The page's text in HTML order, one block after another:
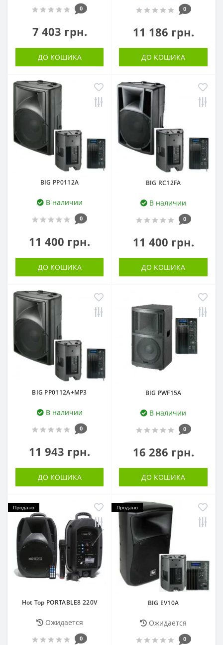
0
7 403 грн.
ДО КОШИКА
0
11 186 грн.
ДО КОШИКА
BIG PP0112A
В наличии
0
11 400 грн.
ДО КОШИКА
BIG RC12FA
В наличии
0
11 400 грн.
ДО КОШИКА
BIG PP0112A+MP3
В наличии
0
11 943 грн.
ДО КОШИКА
BIG PWF15A
В наличии
0
16 286 грн.
ДО КОШИКА
Продано
Hot Top PORTABLE8 220V
Ожидается
0
Продано
BIG EV10A
Ожидается
0